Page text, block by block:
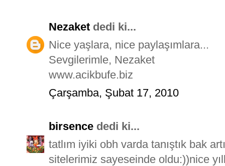
Nezaket dedi ki...
Nice yaşlara, nice paylaşımlara...
Sevgilerimle, Nezaket
www.acikbufe.biz
Çarşamba, Şubat 17, 2010
birsence dedi ki...
tatlım iyiki obh varda tanıştık bak
sitelerimiz sayeseinde oldu:))nice